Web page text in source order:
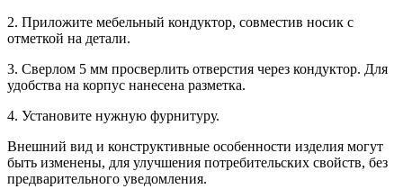
2. Приложите мебельный кондуктор, совместив носик с
отметкой на детали.
3. Сверлом 5 мм просверлить отверстия через кондуктор. Для
удобства на корпус нанесена разметка.
4. Установите нужную фурнитуру.
Внешний вид и конструктивные особенности изделия могут
быть изменены, для улучшения потребительских свойств, без
предварительного уведомления.